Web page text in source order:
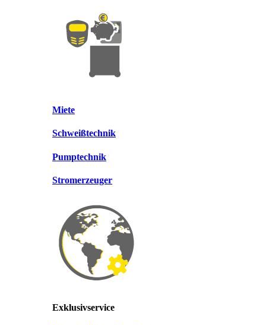
Miete
Schweißtechnik
Pumptechnik
Stromerzeuger
Exklusivservice